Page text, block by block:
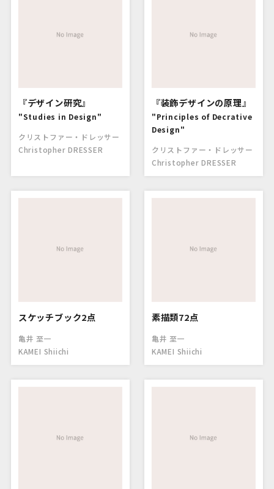
『デザイン研究』
"Studies in Design"
クリストファー・ドレッサー
Christopher DRESSER
『装飾デザインの原理』
"Principles of Decrative
Design"
クリストファー・ドレッサー
Christopher DRESSER
スケッチブック2点
亀井 至一
KAMEI Shiichi
素描類72点
亀井 至一
KAMEI Shiichi